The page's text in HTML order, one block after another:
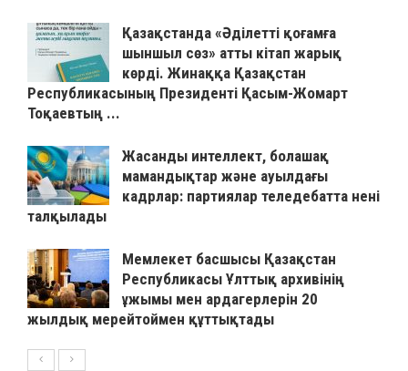
Қазақстанда «Әділетті қоғамға
шыншыл сөз» атты кітап жарық
көрді. Жинаққа Қазақстан
Республикасының Президенті Қасым-Жомарт
Тоқаевтың ...
Жасанды интеллект, болашақ
мамандықтар және ауылдағы
кадрлар: партиялар теледебатта нені
талқылады
Мемлекет басшысы Қазақстан
Республикасы Ұлттық архивінің
ұжымы мен ардагерлерін 20
жылдық мерейтоймен құттықтады